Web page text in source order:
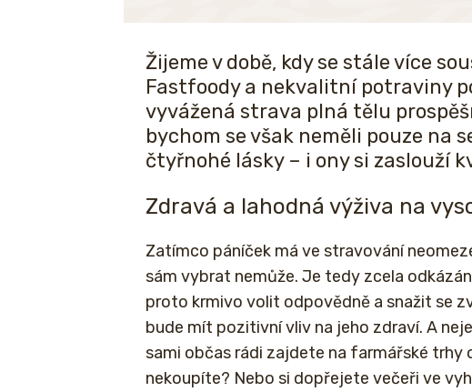
Žijeme v době, kdy se stále více
Fastfoody a nekvalitní potraviny
vyvážená strava plná tělu
bychom se však neměli pouze na
čtyřnohé lásky – i ony si zaslouží
Zdravá a lahodná výživa na
Zatímco páníček má ve stravování
sám vybrat nemůže. Je tedy zcela
proto krmivo volit odpovědně a snažit se
bude mít pozitivní vliv na jeho zdraví. A
sami občas rádi zajdete na farmářské trhy
nekoupíte? Nebo si dopřejete večeři ve